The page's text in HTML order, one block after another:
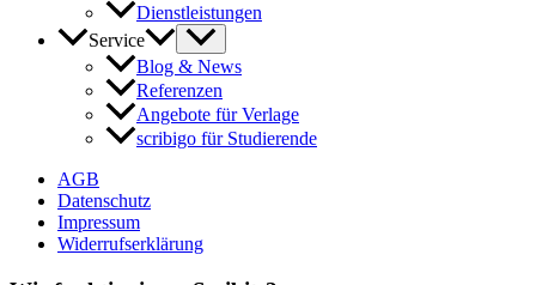
Dienstleistungen
Service
Blog & News
Referenzen
Angebote für Verlage
scribigo für Studierende
AGB
Datenschutz
Impressum
Widerrufserklärung